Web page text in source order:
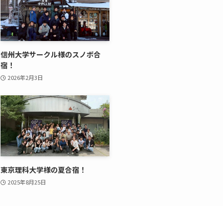
信州大学サークル様のスノボ合
宿！
2026年2月3日
東京理科大学様の夏合宿！
2025年8月25日